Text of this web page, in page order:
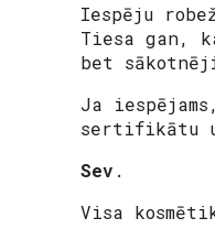
Iespēju
Tiesa gan,
bet
Ja
sertifikātu
Sev .
Visa